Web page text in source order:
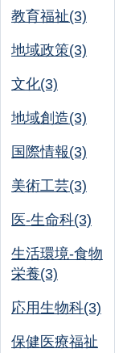
教育福祉(3)
地域政策(3)
文化(3)
地域創造(3)
国際情報(3)
美術工芸(3)
医-生命科(3)
生活環境-食物
栄養(3)
応用生物科(3)
保健医療福祉